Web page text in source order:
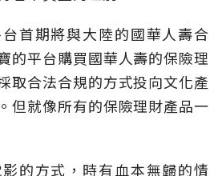
首期將與大陸的國華人壽合
的平台購買國華人壽的保險理
取合法合規的方式投向文化產
但就像所有的保險理財產品一
的方式，時有血本無歸的情